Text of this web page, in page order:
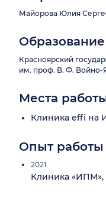
Майорова Юлия
Образование
Красноярский
им. проф. В. Ф. Войно-
Места
Клиника effi на
Опыт работы
2021
Клиника «ИПМ»,